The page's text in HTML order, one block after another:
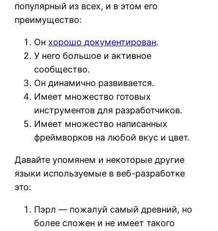
популярный из всех, и в этом его
преимущество:
Он хорошо документирован.
У него большое и активное
сообщество.
Он динамично развивается.
Имеет множество готовых
инструментов для разработчиков.
Имеет множество написанных
фреймворков на любой вкус и цвет.
Давайте упомянем и некоторые другие
языки используемые в веб-разработке
это:
Пэрл — пожалуй самый древний, но
более сложен и не имеет такого